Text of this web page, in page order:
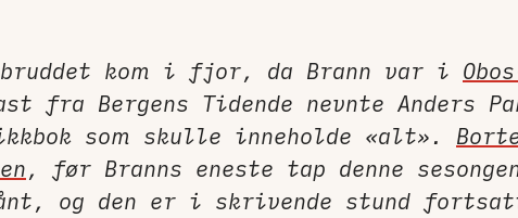
kom i fjor, da Brann var i
fra Bergens Tidende nevnte Anders
som skulle inneholde «alt».
, før Branns eneste tap denne
og den er i skrivende stund